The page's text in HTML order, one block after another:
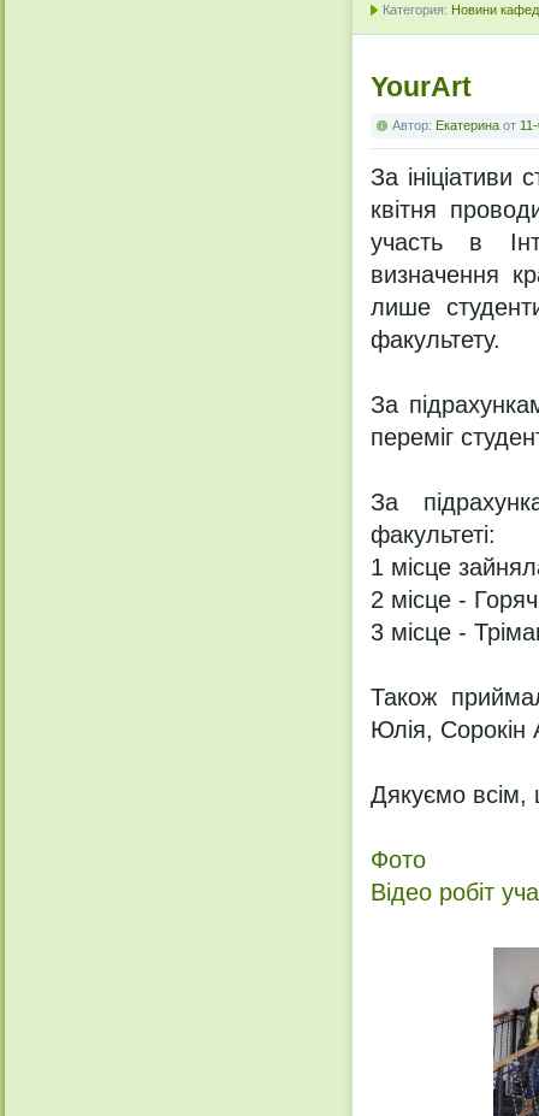
Категория: Новини
YourArt
Автор: Екатерина от
За ініціативи
квітня
участь в
визначення
лише
факультету.
За
переміг
За
факультеті:
1 місце
2 місце -
3 місце -
Також
Юлія, Сорокін
Дякуємо всім,
Фото
Відео робіт